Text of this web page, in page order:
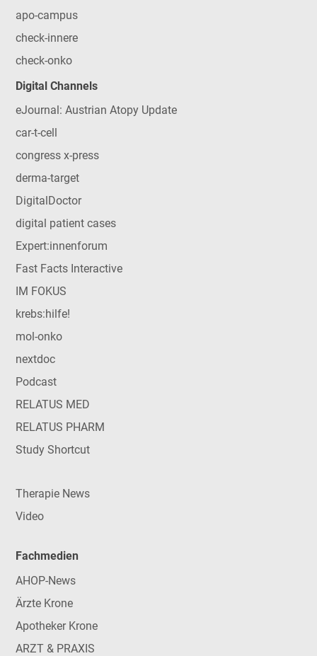
apo-campus
check-innere
check-onko
Digital Channels
eJournal: Austrian Atopy Update
car-t-cell
congress x-press
derma-target
DigitalDoctor
digital patient cases
Expert:innenforum
Fast Facts Interactive
IM FOKUS
krebs:hilfe!
mol-onko
nextdoc
Podcast
RELATUS MED
RELATUS PHARM
Study Shortcut
Therapie News
Video
Fachmedien
AHOP-News
Ärzte Krone
Apotheker Krone
ARZT & PRAXIS